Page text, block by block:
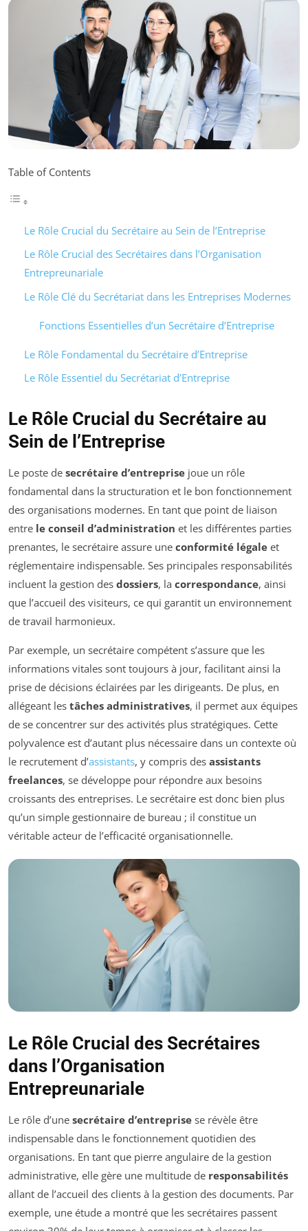
Table of Contents
Le Rôle Crucial du Secrétaire au Sein de l’Entreprise
Le Rôle Crucial des Secrétaires dans l’Organisation
Entrepreunariale
Le Rôle Clé du Secrétariat dans les Entreprises Modernes
Fonctions Essentielles d’un Secrétaire d’Entreprise
Le Rôle Fondamental du Secrétaire d’Entreprise
Le Rôle Essentiel du Secrétariat d’Entreprise
Le Rôle Crucial du Secrétaire au
Sein de l’Entreprise
Le poste de secrétaire d’entreprise joue un rôle
fondamental dans la structuration et le bon fonctionnement
des organisations modernes. En tant que point de liaison
entre le conseil d’administration et les différentes parties
prenantes, le secrétaire assure une conformité légale et
réglementaire indispensable. Ses principales responsabilités
incluent la gestion des dossiers, la correspondance, ainsi
que l’accueil des visiteurs, ce qui garantit un environnement
de travail harmonieux.
Par exemple, un secrétaire compétent s’assure que les
informations vitales sont toujours à jour, facilitant ainsi la
prise de décisions éclairées par les dirigeants. De plus, en
allégeant les tâches administratives, il permet aux équipes
de se concentrer sur des activités plus stratégiques. Cette
polyvalence est d’autant plus nécessaire dans un contexte où
le recrutement d’assistants, y compris des assistants
freelances, se développe pour répondre aux besoins
croissants des entreprises. Le secrétaire est donc bien plus
qu’un simple gestionnaire de bureau ; il constitue un
véritable acteur de l’efficacité organisationnelle.
Le Rôle Crucial des Secrétaires
dans l’Organisation
Entrepreunariale
Le rôle d’une secrétaire d’entreprise se révèle être
indispensable dans le fonctionnement quotidien des
organisations. En tant que pierre angulaire de la gestion
administrative, elle gère une multitude de responsabilités
allant de l’accueil des clients à la gestion des documents. Par
exemple, une étude a montré que les secrétaires passent